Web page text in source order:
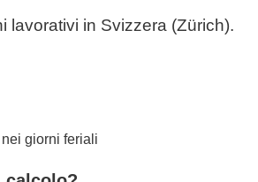
lavorativi in Svizzera (Zürich).
giorni feriali